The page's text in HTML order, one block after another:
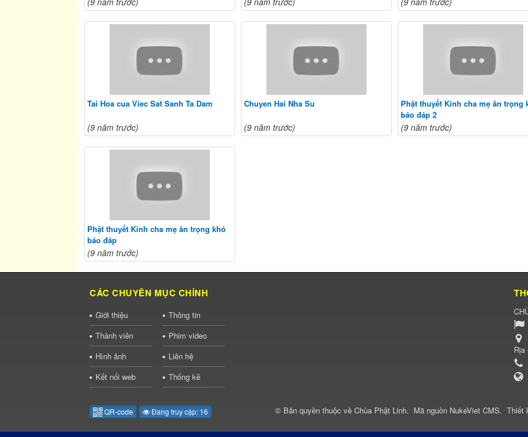
Tai Hoa cua Viec Sat Sanh Ta Dam
(9 năm trước)
Chuyen Hai Nha Su
(9 năm trước)
Phật thuyết Kinh cha mẹ ân trọng
báo đáp 2
(9 năm trước)
Phật thuyết Kinh cha mẹ ân trọng khó
báo đáp
(9 năm trước)
CÁC CHUYÊN MỤC CHÍNH
Giới thiệu
Thông tin
Thành viên
Phim video
Hình ảnh
Liên hệ
Kết nối web
Thống kê
Rịa
QR-code Đang truy cập: 16 © Bản quyền thuộc về Chùa Phật Linh. Mã nguồn NukeViet CMS. Thiết